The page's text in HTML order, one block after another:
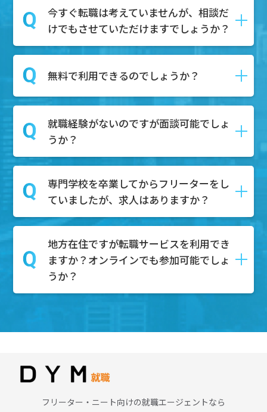
もちろん可能でございます。第二新卒を
積極的に採用している企業様も多数ござ
いますので、転職市場での需要はござい
第二新卒とは、一般的に「新卒で就職し
てから１～3年以内の社員」を指し、正社
しての経験が浅い人材を対象にしていま
す。
今すぐ転職は考えていませんが、相談だ
けでもさせていただけますでしょうか？
はい、DYM就職では転職の具体的な予定
相談内容としては、キャリアアップした
い、自分の市場価値を知りたい、給与や
待遇の不満がある、上司や同僚との人間
関係がうまくいかない、などのご相談内
たくさんいらっしゃいます。
ぜひそのようなお悩みもお持ちでしたら
面談にご予約ください。
無料で利用できるのでしょうか？
はい。無料でご利用可能です。
求職者様はDYM就職のエージェントサー
ビスを無料で利用することが可能です。
就職経験がないのですが面談可能でしょ
うか？
もちろん可能でございます。無料相談ボ
タンからご予約いただけましたら、弊社
のキャリアアドバイザーと面談していた
その中で、どのような職業が合うのかを
一緒に考え、一人ひとりにあった求人を
ご紹介させていただき、内定までサポー
専門学校を卒業してからフリーターをし
ていましたが、求人はありますか？
もちろんございます。これまでのご経験
やスキルを活かして、様々な業界で活躍
できる求人がたくさんあります。特に、
フリーターとしての柔軟な対応力やコミ
える可能性が高いです。
まずは、ご自身が興味のある業界や、今
地方在住ですが転職サービスを利用でき
ますか？オンラインでも参加可能でしょ
うか？
対応しておりますので、地方の方の就職
支援も可能でございます。
ぜひお気軽にご参加ください。
フリーター・ニート向けの就職エージェントなら